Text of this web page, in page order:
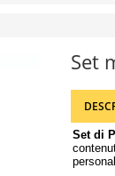
Set
Set di